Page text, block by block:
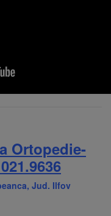
Ortopedie-
Jud. Ilfov